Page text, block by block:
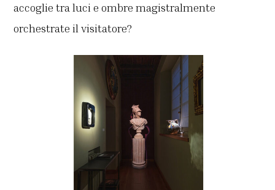
accoglie tra luci e ombre magistralmente
orchestrate il visitatore?